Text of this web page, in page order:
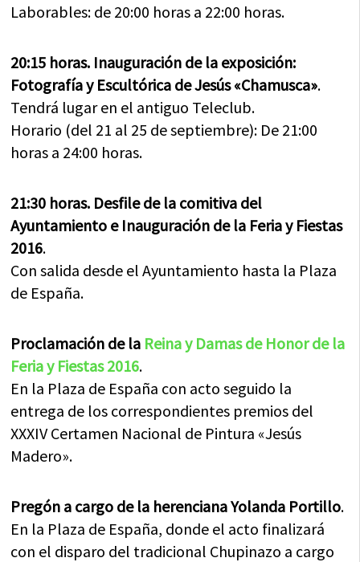
Laborables: de 20:00 horas a 22:00 horas.
20:15 horas. Inauguración de la exposición:
Fotografía y Escultórica de Jesús «Chamusca».
Tendrá lugar en el antiguo Teleclub.
Horario (del 21 al 25 de septiembre): De 21:00
horas a 24:00 horas.
21:30 horas. Desfile de la comitiva del
Ayuntamiento e Inauguración de la Feria y Fiestas
2016.
Con salida desde el Ayuntamiento hasta la Plaza
de España.
Proclamación de la Reina y Damas de Honor de la
Feria y Fiestas 2016.
En la Plaza de España con acto seguido la
entrega de los correspondientes premios del
XXXIV Certamen Nacional de Pintura «Jesús
Madero».
Pregón a cargo de la herenciana Yolanda Portillo.
En la Plaza de España, donde el acto finalizará
con el disparo del tradicional Chupinazo a cargo